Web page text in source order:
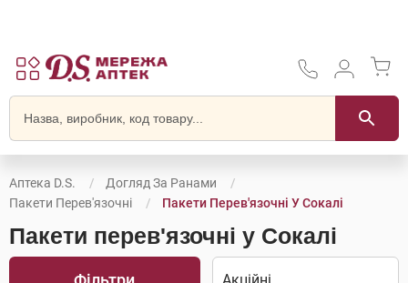
Аптека D.S.
Догляд За Ранами
Пакети Перев'язочні
Пакети Перев'язочні У Сокалі
Пакети перев'язочні у Сокалі